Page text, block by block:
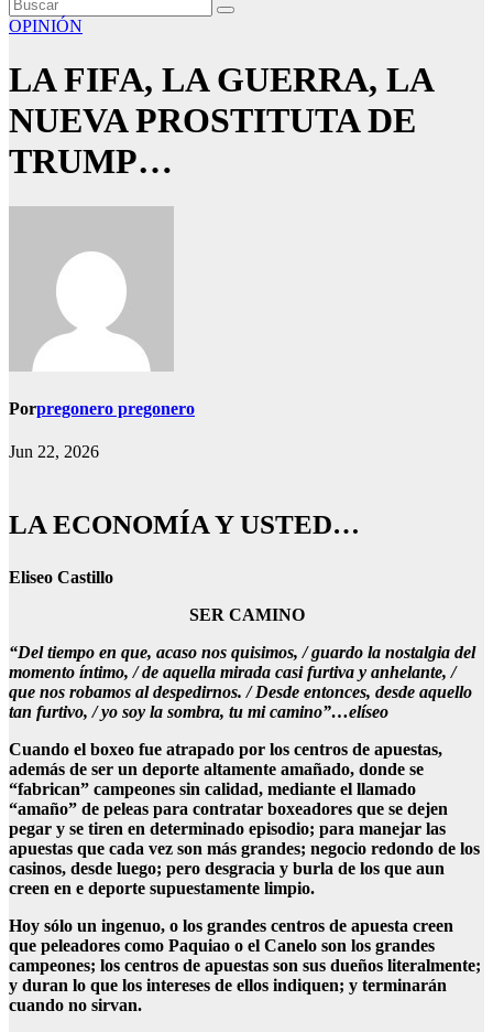
OPINIÓN
LA FIFA, LA GUERRA, LA
NUEVA PROSTITUTA DE
TRUMP…
Porpregonero pregonero
Jun 22, 2026
LA ECONOMÍA Y USTED…
Eliseo Castillo
SER CAMINO
“Del tiempo en que, acaso nos quisimos, / guardo la nostalgia del
momento íntimo, / de aquella mirada casi furtiva y anhelante, /
que nos robamos al despedirnos. / Desde entonces, desde aquello
tan furtivo, / yo soy la sombra, tu mi camino”…elíseo
Cuando el boxeo fue atrapado por los centros de apuestas,
además de ser un deporte altamente amañado, donde se
“fabrican” campeones sin calidad, mediante el llamado
“amaño” de peleas para contratar boxeadores que se dejen
pegar y se tiren en determinado episodio; para manejar las
apuestas que cada vez son más grandes; negocio redondo de los
casinos, desde luego; pero desgracia y burla de los que aun
creen en e deporte supuestamente limpio.
Hoy sólo un ingenuo, o los grandes centros de apuesta creen
que peleadores como Paquiao o el Canelo son los grandes
campeones; los centros de apuestas son sus dueños literalmente;
y duran lo que los intereses de ellos indiquen; y terminarán
cuando no sirvan.